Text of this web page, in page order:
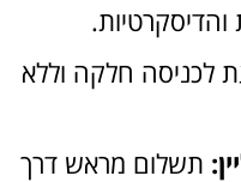
לכניסה חלקה וללא
תשלום מראש דרך